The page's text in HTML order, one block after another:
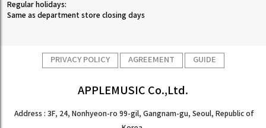
Regular holidays:
Same as department store closing days
PRIVACY POLICY AGREEMENT GUIDE
APPLEMUSIC Co.,Ltd.
Address : 3F, 24, Nonhyeon-ro 99-gil, Gangnam-gu, Seoul, Republic of